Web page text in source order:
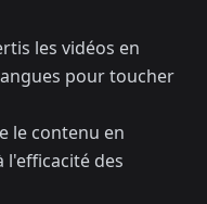
les vidéos en
pour toucher
le contenu en
l'efficacité des